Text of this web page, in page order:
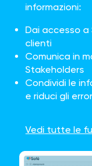
informazioni:
Dai accesso
clienti
Comunica in
Stakeholders
Condividi le
e riduci gli
Vedi tutte le